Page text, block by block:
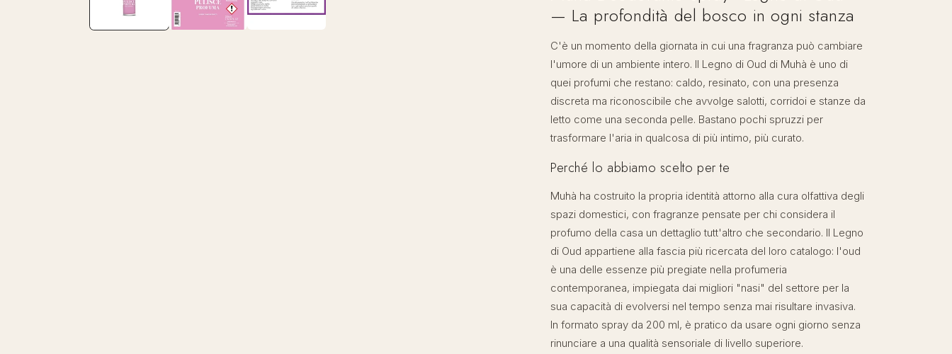
— La profondità del bosco in ogni stanza
C'è un momento della giornata in cui una fragranza può cambiare
l'umore di un ambiente intero. Il Legno di Oud di Muhà è uno di
quei profumi che restano: caldo, resinato, con una presenza
discreta ma riconoscibile che avvolge salotti, corridoi e stanze da
letto come una seconda pelle. Bastano pochi spruzzi per
trasformare l'aria in qualcosa di più intimo, più curato.
Perché lo abbiamo scelto per te
Muhà ha costruito la propria identità attorno alla cura olfattiva degli
spazi domestici, con fragranze pensate per chi considera il
profumo della casa un dettaglio tutt'altro che secondario. Il Legno
di Oud appartiene alla fascia più ricercata del loro catalogo: l'oud
è una delle essenze più pregiate nella profumeria
contemporanea, impiegata dai migliori "nasi" del settore per la
sua capacità di evolversi nel tempo senza mai risultare invasiva.
In formato spray da 200 ml, è pratico da usare ogni giorno senza
rinunciare a una qualità sensoriale di livello superiore.